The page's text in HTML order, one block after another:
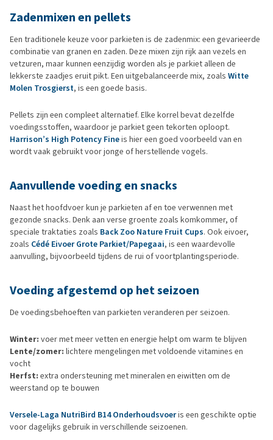
Zadenmixen en pellets
Een traditionele keuze voor parkieten is de zadenmix: een gevarieerde
combinatie van granen en zaden. Deze mixen zijn rijk aan vezels en
vetzuren, maar kunnen eenzijdig worden als je parkiet alleen de
lekkerste zaadjes eruit pikt. Een uitgebalanceerde mix, zoals Witte
Molen Trosgierst, is een goede basis.
Pellets zijn een compleet alternatief. Elke korrel bevat dezelfde
voedingsstoffen, waardoor je parkiet geen tekorten oploopt.
Harrison’s High Potency Fineis hier een goed voorbeeld van en
wordt vaak gebruikt voor jonge of herstellende vogels.
Aanvullende voeding en snacks
Naast het hoofdvoer kun je parkieten af en toe verwennen met
gezonde snacks. Denk aan verse groente zoals komkommer, of
speciale traktaties zoals Back Zoo Nature Fruit Cups. Ook eivoer,
zoals Cédé Eivoer Grote Parkiet/Papegaai, is een waardevolle
aanvulling, bijvoorbeeld tijdens de rui of voortplantingsperiode.
Voeding afgestemd op het seizoen
De voedingsbehoeften van parkieten veranderen per seizoen.
Winter: voer met meer vetten en energie helpt om warm te blijven
Lente/zomer: lichtere mengelingen met voldoende vitamines en
vocht
Herfst: extra ondersteuning met mineralen en eiwitten om de
weerstand op te bouwen
Versele-Laga NutriBird B14 Onderhoudsvoeris een geschikte optie
voor dagelijks gebruik in verschillende seizoenen.